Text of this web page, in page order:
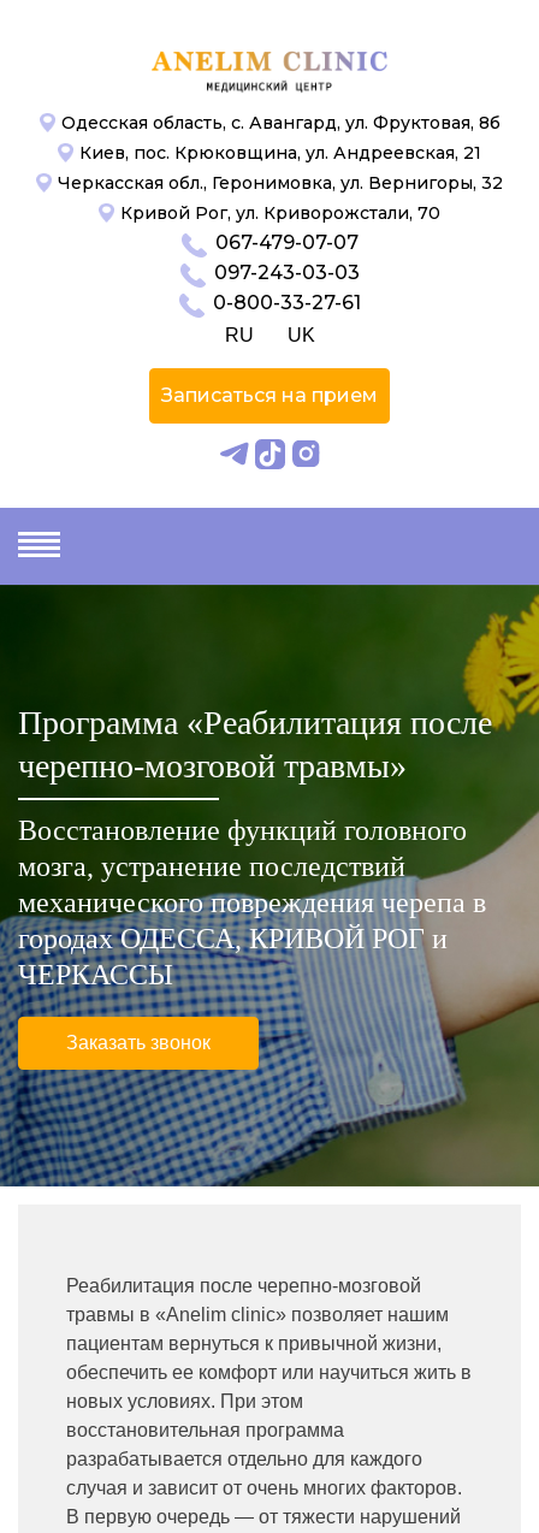
Одесская область, с. Авангард, ул. Фруктовая, 8б
Киев, пос. Крюковщина, ул. Андреевская, 21
Черкасская обл., Геронимовка, ул. Вернигоры, 32
Кривой Рог, ул. Криворожстали, 70
067-479-07-07
097-243-03-03
0-800-33-27-61
RU UK
Записаться на прием
Программа «Реабилитация после
черепно-мозговой травмы»
Восстановление функций головного
мозга, устранение последствий
механического повреждения черепа в
городах ОДЕССА, КРИВОЙ РОГ и
ЧЕРКАССЫ
Заказать звонок
Реабилитация после черепно-мозговой
травмы в «Anelim clinic» позволяет нашим
пациентам вернуться к привычной жизни,
обеспечить ее комфорт или научиться жить в
новых условиях. При этом
восстановительная программа
разрабатывается отдельно для каждого
случая и зависит от очень многих факторов.
В первую очередь — от тяжести нарушений